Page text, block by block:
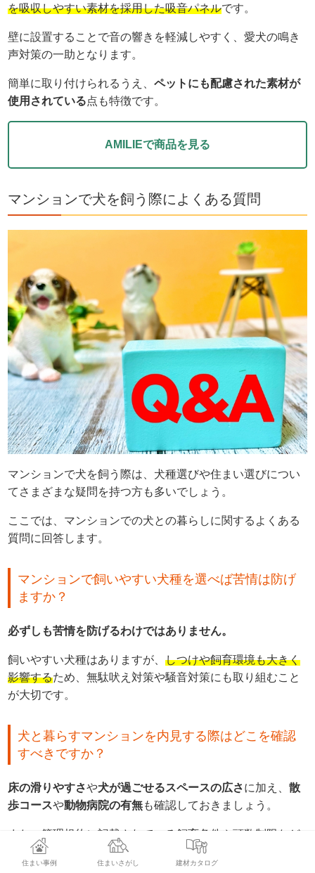
を吸収しやすい素材を採用した吸音パネルです。
壁に設置することで音の響きを軽減しやすく、愛犬の鳴き
声対策の一助となります。
簡単に取り付けられるうえ、ペットにも配慮された素材が
使用されている点も特徴です。
AMILIEで商品を見る
マンションで犬を飼う際によくある質問
マンションで犬を飼う際は、犬種選びや住まい選びについ
てさまざまな疑問を持つ方も多いでしょう。
ここでは、マンションでの犬との暮らしに関するよくある
質問に回答します。
マンションで飼いやすい犬種を選べば苦情は防げ
ますか？
必ずしも苦情を防げるわけではありません。
飼いやすい犬種はありますが、しつけや飼育環境も大きく
影響するため、無駄吠え対策や騒音対策にも取り組むこと
が大切です。
犬と暮らすマンションを内見する際はどこを確認
すべきですか？
床の滑りやすさや犬が過ごせるスペースの広さに加え、散
歩コースや動物病院の有無も確認しておきましょう。
また、 管理規約に記載されている飼育条件や頭数制限など
も事前にチェック
することが大切です。
住まい事例 住まいさがし 建材カタログ